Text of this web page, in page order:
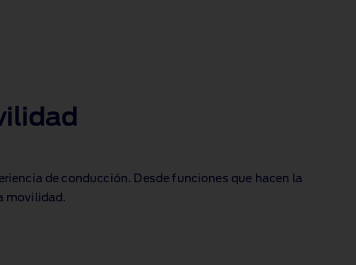
de conducción. Desde funciones que hacen la
movilidad.